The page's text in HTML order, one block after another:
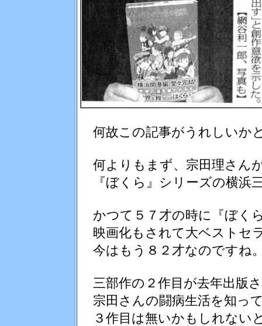
何故この記事がうれしいか
何よりもまず、宗田理さん
『ぼくら』シリーズの横浜
かつて５７才の時に『ぼく
映画化もされて大ベストセ
今はもう８２才なのですね
三部作の２作目が去年出版
宗田さんの闘病生活を知っ
３作目は無いかもしれない